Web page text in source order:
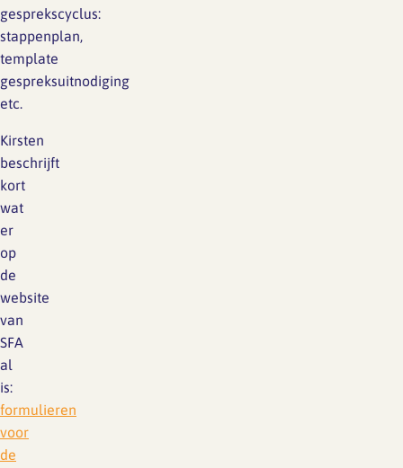
gesprekscyclus:
stappenplan,
template
gespreksuitnodiging
etc. ​
Kirsten
beschrijft
kort
wat
er
op
de
website
van
SFA
al
is:
formulieren
voor
de